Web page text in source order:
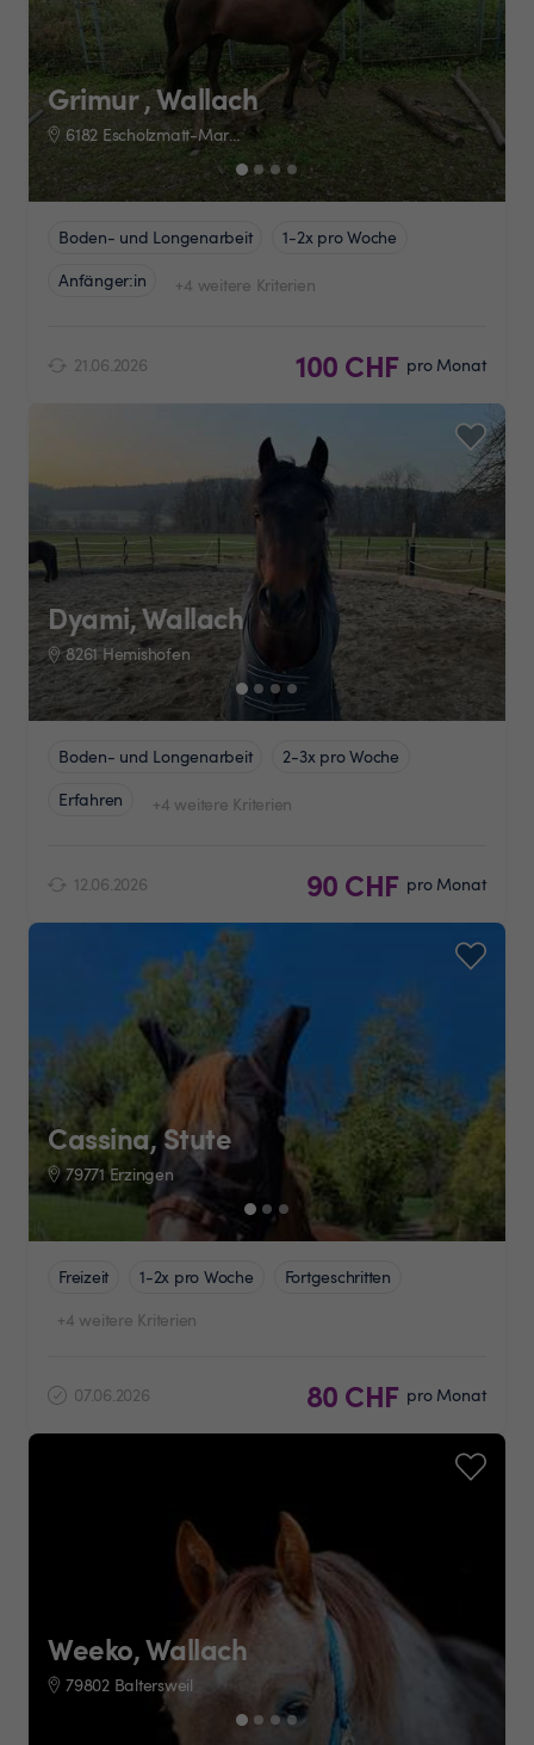
Grimur , Wallach
6182 Escholzmatt-Marbach
Boden- und Longenarbeit
1-2x pro Woche
Anfänger:in
+4 weitere Kriterien
21.06.2026 100 CHF pro Monat
Dyami, Wallach
8261 Hemishofen
Boden- und Longenarbeit
2-3x pro Woche
Erfahren
+4 weitere Kriterien
12.06.2026 90 CHF pro Monat
Cassina, Stute
79771 Erzingen
Freizeit 1-2x pro Woche
Fortgeschritten
+4 weitere Kriterien
07.06.2026 80 CHF pro Monat
Weeko, Wallach
79802 Baltersweil